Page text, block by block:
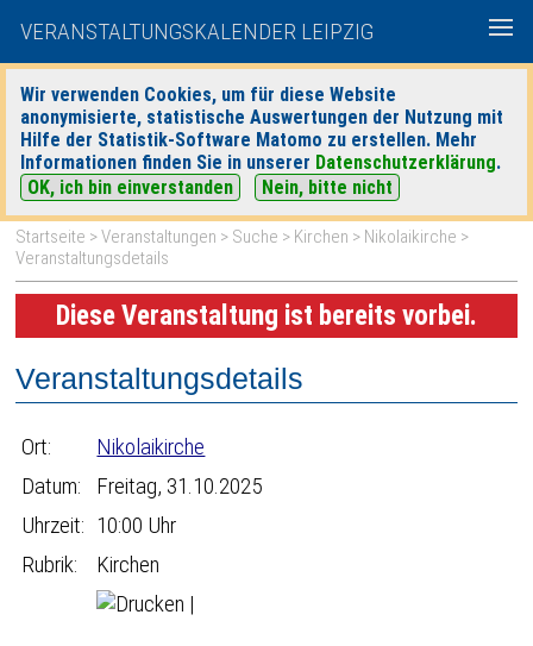
VERANSTALTUNGSKALENDER LEIPZIG
Wir verwenden Cookies, um für diese Website
anonymisierte, statistische Auswertungen der Nutzung mit
Hilfe der Statistik-Software Matomo zu erstellen. Mehr
Informationen finden Sie in unserer Datenschutzerklärung.
OK, ich bin einverstanden
Nein, bitte nicht
heute|morgen| Detaillierte Suche
Startseite >Veranstaltungen > Suche > Kirchen > Nikolaikirche >
Veranstaltungsdetails
Diese Veranstaltung ist bereits vorbei.
Veranstaltungsdetails
Ort:
Nikolaikirche
Datum:
Freitag, 31.10.2025
Uhrzeit: 10:00 Uhr
Rubrik:
Kirchen
|